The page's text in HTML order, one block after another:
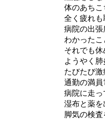
体のあちこち
全く疲れも取
病院の出張所
わかったこと
それでも休め
ようやく肺炎
たびたび激痛
通勤の満員電
病院に走って
湿布と薬を出
脚気の検査を